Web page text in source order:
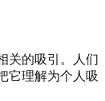
关的吸引。人们
它理解为个人吸